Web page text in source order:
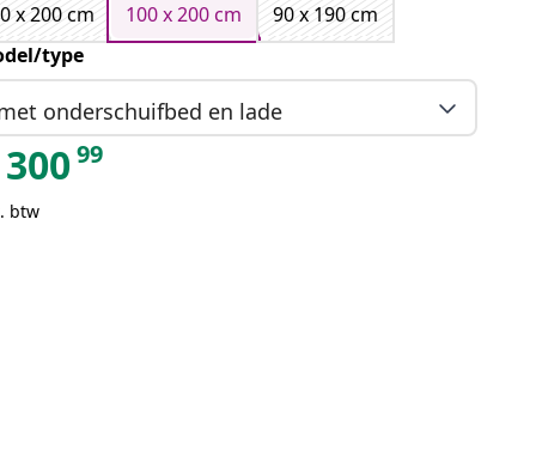
x 200 cm
100 x 200 cm
90 x 190 cm
type
onderschuifbed en lade
30099
btw